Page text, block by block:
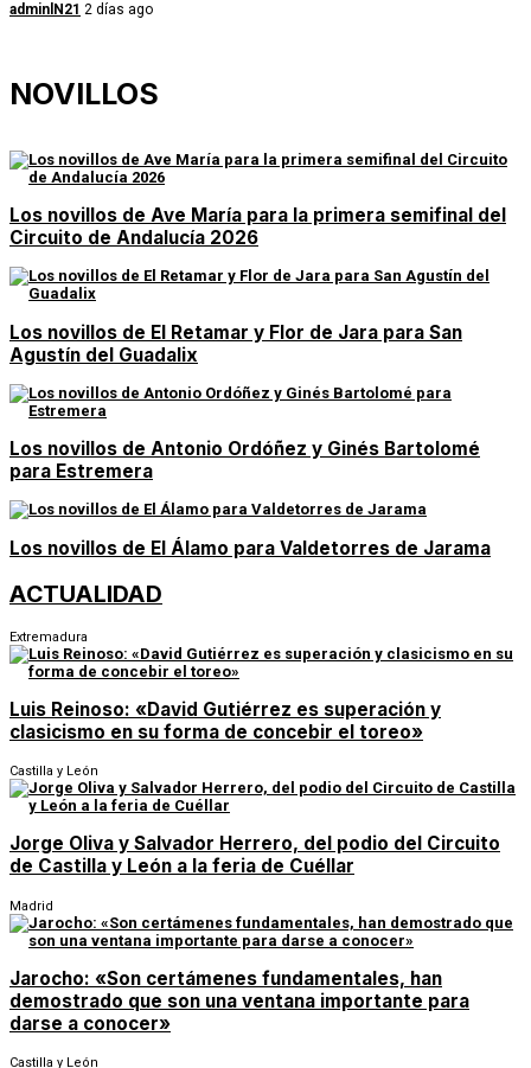
adminlN21 2 días ago
NOVILLOS
Los novillos de Ave María para la primera semifinal del
Circuito de Andalucía 2026
Los novillos de El Retamar y Flor de Jara para San
Agustín del Guadalix
Los novillos de Antonio Ordóñez y Ginés Bartolomé
para Estremera
Los novillos de El Álamo para Valdetorres de Jarama
ACTUALIDAD
Extremadura
Luis Reinoso: «David Gutiérrez es superación y
clasicismo en su forma de concebir el toreo»
Castilla y León
Jorge Oliva y Salvador Herrero, del podio del Circuito
de Castilla y León a la feria de Cuéllar
Madrid
Jarocho: «Son certámenes fundamentales, han
demostrado que son una ventana importante para
darse a conocer»
Castilla y León